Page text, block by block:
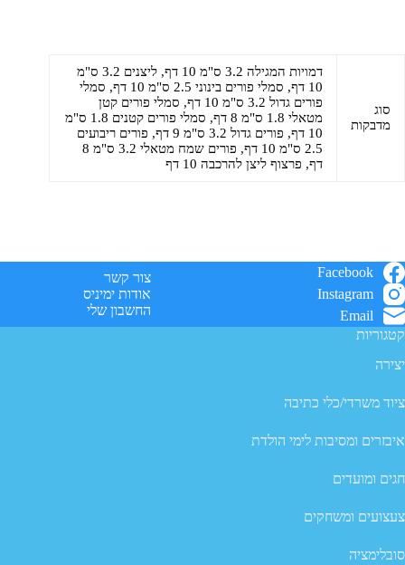
סוג
מדבקות
דמויות המגילה 3.2 ס"מ 10 דף, ליצנים 3.2 ס"מ
10 דף, סמלי פורים בינוני 2.5 ס"מ 10 דף, סמלי
פורים גדול 3.2 ס"מ 10 דף, סמלי פורים קטן
מטאלי 1.8 ס"מ 8 דף, סמלי פורים קטנים 1.8 ס"מ
10 דף, פורים גדול 3.2 ס"מ 9 דף, פורים ריבועים
2.5 ס"מ 10 דף, פורים שמח מטאלי 3.2 ס"מ 8
דף, פרצוף ליצן להרכבה 10 דף
Facebook
Instagram
Email
צור קשר
אודות ימיניס
החשבון שלי
קטגוריות
יצירה
ציוד משרדי/כלי כתיבה
איבזרים ומסיבות לימי הולדת
חגים ומועדים
צעצועים ומשחקים
סובלימציה